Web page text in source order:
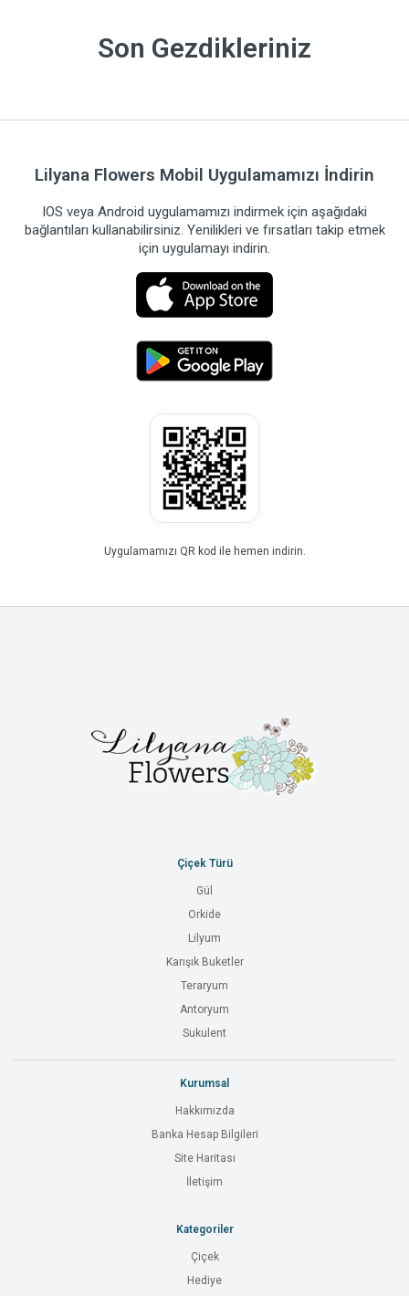
Son Gezdikleriniz
Lilyana Flowers Mobil Uygulamamızı İndirin
IOS veya Android uygulamamızı indirmek için aşağıdaki
bağlantıları kullanabilirsiniz. Yenilikleri ve fırsatları takip etmek
için uygulamayı indirin.
Uygulamamızı QR kod ile hemen indirin.
Çiçek Türü
Gül
Orkide
Lilyum
Karışık Buketler
Teraryum
Antoryum
Sukulent
Kurumsal
Hakkımızda
Banka Hesap Bilgileri
Site Haritası
İletişim
Kategoriler
Çiçek
Hediye